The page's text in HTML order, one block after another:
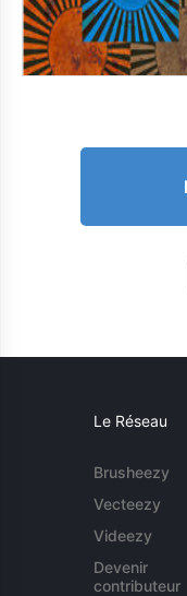
Le Réseau
Brusheezy
Vecteezy
Videezy
Devenir
contributeur